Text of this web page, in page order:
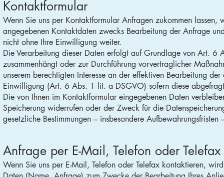
Kontaktformular
Wenn Sie uns per Kontaktformular Anfragen zukommen
angegebenen Kontaktdaten zwecks Bearbeitung der Anfrage
nicht ohne Ihre Einwilligung weiter.
Die Verarbeitung dieser Daten erfolgt auf Grundlage von Art.
zusammenhängt oder zur Durchführung vorvertraglicher
unserem berechtigten Interesse an der effektiven Bearbeitung
Einwilligung (Art. 6 Abs. 1 lit. a DSGVO) sofern diese
Die von Ihnen im Kontaktformular eingegebenen Daten
Speicherung widerrufen oder der Zweck für die
gesetzliche Bestimmungen – insbesondere Aufbewahrungsfristen
Anfrage per E-Mail, Telefon oder Telefax
Wenn Sie uns per E-Mail, Telefon oder Telefax kontaktieren,